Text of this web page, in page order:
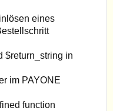
eines
$return_string in
im PAYONE
function